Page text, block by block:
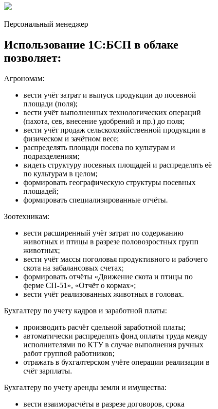
Персональный менеджер
Использование 1C:БСП в облаке
позволяет:
Агрономам:
вести учёт затрат и выпуск продукции до посевной
площади (поля);
вести учёт выполненных технологических операций
(пахота, сев, внесение удобрений и пр.) до поля;
вести учёт продаж сельскохозяйственной продукции в
физическом и зачётном весе;
распределять площади посева по культурам и
подразделениям;
видеть структуру посевных площадей и распределять её
по культурам в целом;
формировать географическую структуры посевных
площадей;
формировать специализированные отчёты.
Зоотехникам:
вести расширенный учёт затрат по содержанию
животных и птицы в разрезе половозростных групп
животных;
вести учёт массы поголовья продуктивного и рабочего
скота на забалансовых счетах;
формировать отчёты «Движение скота и птицы по
ферме СП-51», «Отчёт о кормах»;
вести учёт реализованных животных в головах.
Бухгалтеру по учету кадров и заработной платы:
производить расчёт сдельной заработной платы;
автоматически распределять фонд оплаты труда между
исполнителями по КТУ в случае выполнения ручных
работ группой работников;
отражать в бухгалтерском учёте операции реализации в
счёт зарплаты.
Бухгалтеру по учету аренды земли и имущества:
вести взаиморасчёты в разрезе договоров, срока